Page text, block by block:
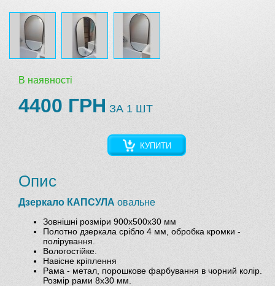
В наявності
4400 ГРН ЗА 1 ШТ
КУПИТИ
Опис
Дзеркало КАПСУЛА овальне
Зовнішні розміри 900х500х30 мм
Полотно дзеркала срібло 4 мм, обробка кромки -
полірування.
Вологостійке.
Навісне кріплення
Рама - метал, порошкове фарбування в чорний колір.
Розмір рами 8х30 мм.